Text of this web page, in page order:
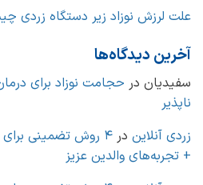
علت لرزش نوزاد زیر دستگاه زردی
آخرین دیدگاه‌ها
سفیدیان در حجامت نوزاد برای
ناپذیر
زردی آنلاین در
4 روش تضمینی
+ تجربه‌های والدین عزیز